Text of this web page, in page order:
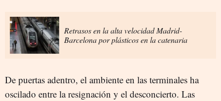
Retrasos en la alta velocidad Madrid-
Barcelona por plásticos en la catenaria
De puertas adentro, el ambiente en las terminales ha
oscilado entre la resignación y el desconcierto. Las